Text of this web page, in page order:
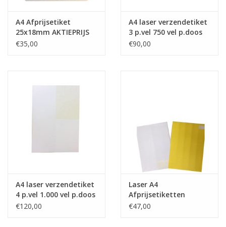
A4 Afprijsetiket
25x18mm AKTIEPRIJS
in rood
€35,00
A4 laser verzendetiket
3 p.vel 750 vel p.doos
€90,00
A4 laser verzendetiket
4 p.vel 1.000 vel p.doos
€120,00
Laser A4
Afprijsetiketten
38x21mm GEEL 65 p.vel
€47,00